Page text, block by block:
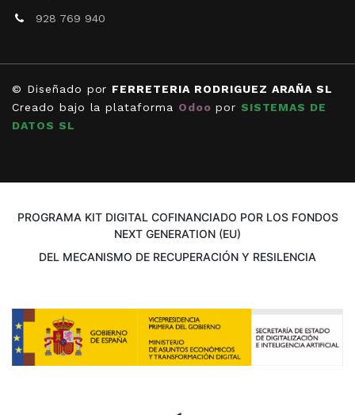
928 769 940
© Diseñado por FERRETERIA RODRIGUEZ ARAÑA SL
Creado bajo la plataforma Odoo por SISTEMAS DE
DATOS SL
PROGRAMA KIT DIGITAL COFINANCIADO POR LOS FONDOS
NEXT GENERATION (EU)
DEL MECANISMO DE RECUPERACIÓN Y RESILENCIA